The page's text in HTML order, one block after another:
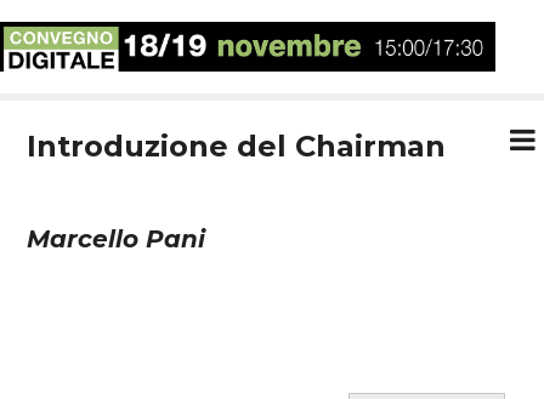
Introduzione del Chairman
Marcello Pani